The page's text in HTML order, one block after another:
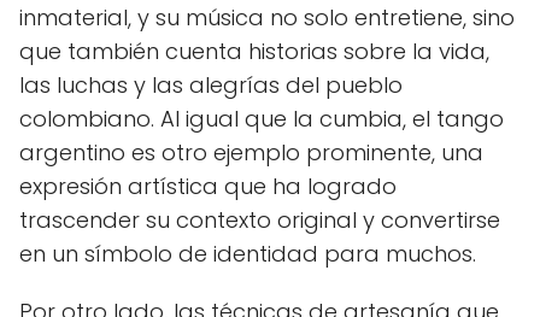
inmaterial, y su música no solo entretiene, sino
que también cuenta historias sobre la vida,
las luchas y las alegrías del pueblo
colombiano. Al igual que la cumbia, el tango
argentino es otro ejemplo prominente, una
expresión artística que ha logrado
trascender su contexto original y convertirse
en un símbolo de identidad para muchos.